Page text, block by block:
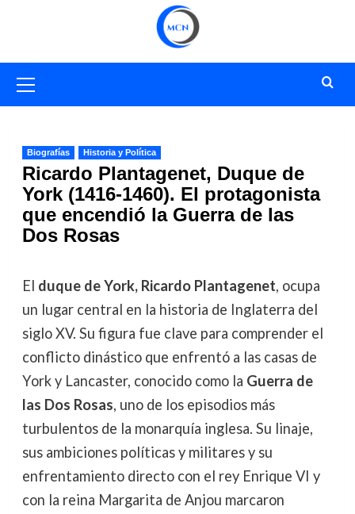
primario
Biografías Historia y Política
Ricardo Plantagenet, Duque de
York (1416-1460). El protagonista
que encendió la Guerra de las
Dos Rosas
El duque de York, Ricardo Plantagenet, ocupa
un lugar central en la historia de Inglaterra del
siglo XV. Su figura fue clave para comprender el
conflicto dinástico que enfrentó a las casas de
York y Lancaster, conocido como la Guerra de
las Dos Rosas, uno de los episodios más
turbulentos de la monarquía inglesa. Su linaje,
sus ambiciones políticas y militares y su
enfrentamiento directo con el rey Enrique VI y
con la reina Margarita de Anjou marcaron